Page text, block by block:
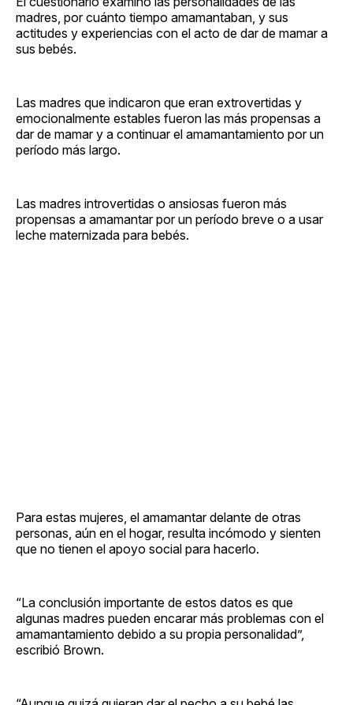
madres, por cuánto tiempo amamantaban, y sus
actitudes y experiencias con el acto de dar de mamar a
sus bebés.
Las madres que indicaron que eran extrovertidas y
emocionalmente estables fueron las más propensas a
dar de mamar y a continuar el amamantamiento por un
período más largo.
Las madres introvertidas o ansiosas fueron más
propensas a amamantar por un período breve o a usar
leche maternizada para bebés.
Para estas mujeres, el amamantar delante de otras
personas, aún en el hogar, resulta incómodo y sienten
que no tienen el apoyo social para hacerlo.
“La conclusión importante de estos datos es que
algunas madres pueden encarar más problemas con el
amamantamiento debido a su propia personalidad”,
escribió Brown.